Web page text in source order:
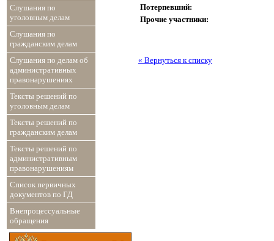
Слушания по
уголовным делам
Слушания по
гражданским делам
Слушания по делам об
административных
правонарушениях
Тексты решений по
уголовным делам
Тексты решений по
гражданским делам
Тексты решений по
административным
правонарушениям
Список первичных
документов по ГД
Внепроцессуальные
обращения
Потерпевший:
Прочие участники:
« Вернуться к списку